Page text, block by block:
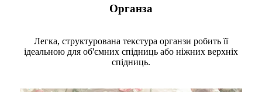
Органза
Легка, структурована текстура органзи робить її
ідеальною для об'ємних спідниць або ніжних верхніх
спідниць.